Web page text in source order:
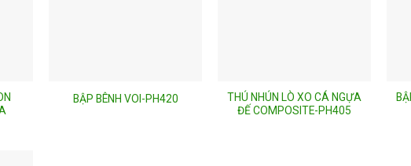
BẬP BÊNH VOI-PH420
THÚ NHÚN LÒ XO CÁ NGỰA
ĐẾ COMPOSITE-PH405